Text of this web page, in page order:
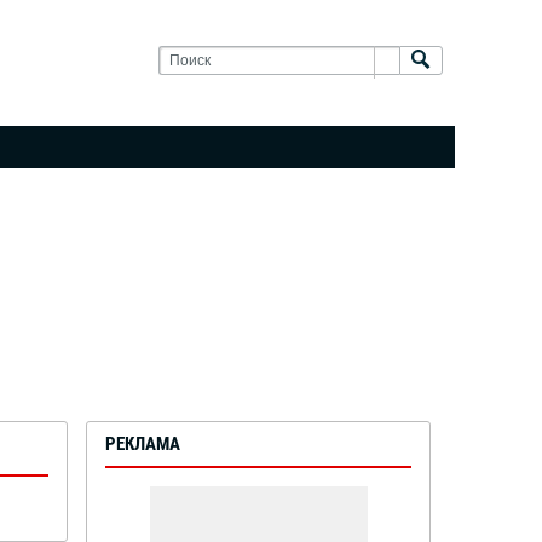
РЕКЛАМА